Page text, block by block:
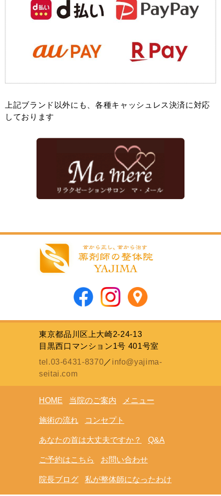
上記ブランド以外にも、各種キャッシュレス決済に対応
しております
東京都品川区上大崎2-24-13
目黒西口マンション1号 401号室
tel.03-6431-8370／ info@yajima-
seitai.com
HOME 当院のご案内 メニュー
施術の流れ コンセプト
あなたの首は大丈夫ですか？ Q&A
ご予約はこちら お問い合わせ
院長ブログ 私が整体師になったわけ